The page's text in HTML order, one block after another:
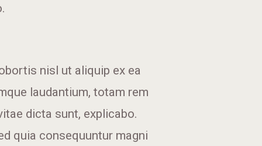
nisl ut aliquip ex ea
laudantium, totam rem
dicta sunt, explicabo.
quia consequuntur magni